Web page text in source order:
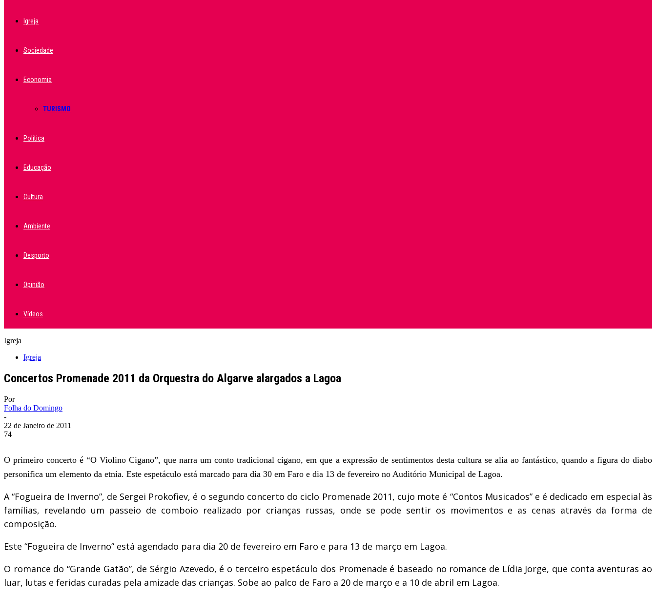
Igreja
Sociedade
Economia
TURISMO
Política
Educação
Cultura
Ambiente
Desporto
Opinião
Vídeos
Igreja
Igreja
Concertos Promenade 2011 da Orquestra do Algarve alargados a Lagoa
Por
Folha do Domingo
-
22 de Janeiro de 2011
74
O primeiro concerto é “O Violino Cigano”, que narra um conto tradicional cigano, em que a expressão de sentimentos desta cultura se alia ao fantástico, quando a figura do diabo
personifica um elemento da etnia. Este espetáculo está marcado para dia 30 em Faro e dia 13 de fevereiro no Auditório Municipal de Lagoa.
A “Fogueira de Inverno”, de Sergei Prokofiev, é o segundo concerto do ciclo Promenade 2011, cujo mote é “Contos Musicados” e é dedicado em especial às
famílias, revelando um passeio de comboio realizado por crianças russas, onde se pode sentir os movimentos e as cenas através da forma de
composição.
Este “Fogueira de Inverno” está agendado para dia 20 de fevereiro em Faro e para 13 de março em Lagoa.
O romance do “Grande Gatão”, de Sérgio Azevedo, é o terceiro espetáculo dos Promenade é baseado no romance de Lídia Jorge, que conta aventuras ao
luar, lutas e feridas curadas pela amizade das crianças. Sobe ao palco de Faro a 20 de março e a 10 de abril em Lagoa.